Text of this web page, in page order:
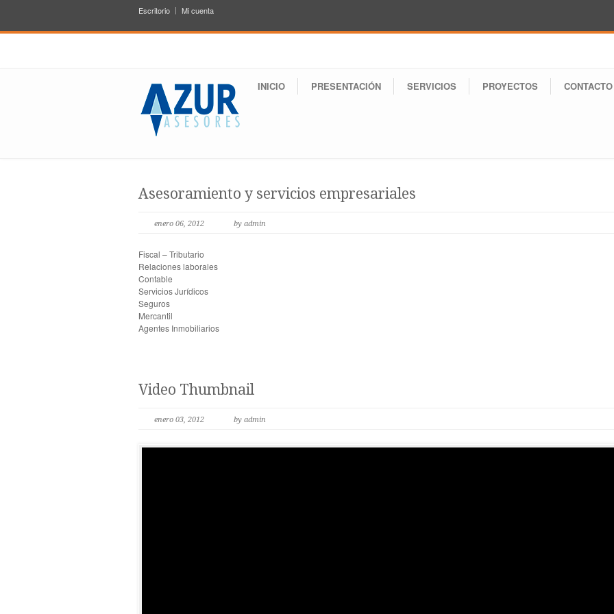
Escritorio Mi cuenta
INICIO PRESENTACIÓN SERVICIOS PROYECTOS CONTACTO
Asesoramiento y servicios empresariales
enero 06, 2012 by admin
Fiscal – Tributario
Relaciones laborales
Contable
Servicios Jurídicos
Seguros
Mercantil
Agentes Inmobiliarios
Video Thumbnail
enero 03, 2012 by admin